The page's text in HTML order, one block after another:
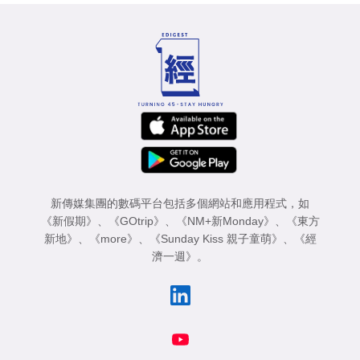
新傳媒集團的數碼平台包括多個網站和應用程式，如
《新假期》 、 《GOtrip》 、 《NM+新Monday》 、
《東方
新地》 、 《more》 、 《Sunday Kiss 親子童萌》 、
《經
濟一週》 。